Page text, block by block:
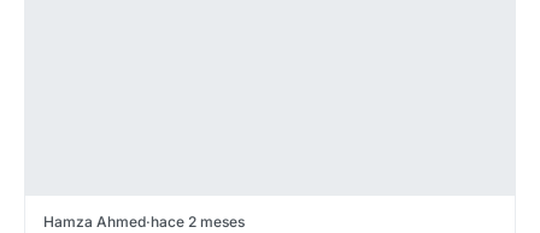
Hamza Ahmed·hace 2 meses